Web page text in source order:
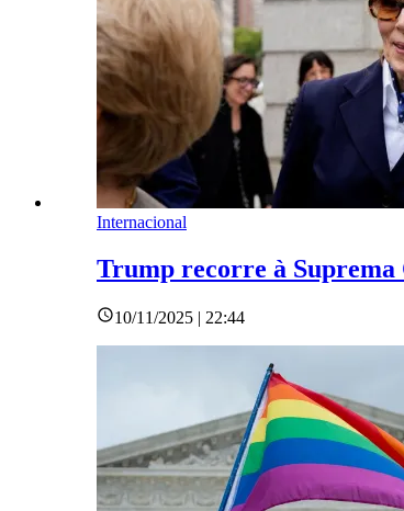
Internacional
Trump recorre à Suprema
10/11/2025 | 22:44